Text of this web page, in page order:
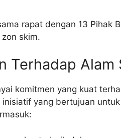
rapat dengan 13 Pihak
skim.
Terhadap Alam
komitmen yang kuat
yang bertujuan